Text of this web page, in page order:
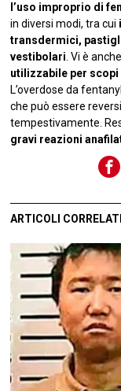
l’uso improprio di
in diversi modi, tra cui
transdermici,
vestibolari . Vi è
utilizzabile per
L’overdose da fentanyl
che può essere
tempestivamente.
gravi reazioni
ARTICOLI CORRELATI